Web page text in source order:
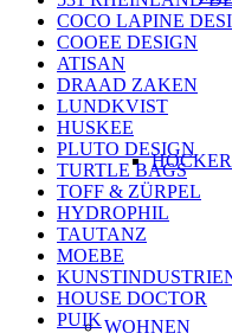
WOHNEN
COCO LAPINE
COOEE DESIGN
ATISAN
DRAAD ZAKEN
LUNDKVIST
HUSKEE
PLUTO DESIGN
TURTLE BAGS
TOFF & ZÜRPEL
HYDROPHIL
TAUTANZ
MOEBE
HOUSE DOCTOR
PUIK